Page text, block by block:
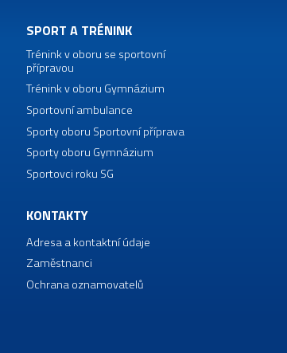
SPORT A TRÉNINK
Trénink v oboru se sportovní
přípravou
Trénink v oboru Gymnázium
Sportovní ambulance
Sporty oboru Sportovní příprava
Sporty oboru Gymnázium
Sportovci roku SG
KONTAKTY
Adresa a kontaktní údaje
Zaměstnanci
Ochrana oznamovatelů